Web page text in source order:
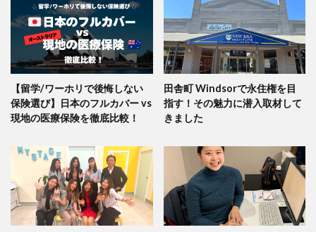
【留学/ワーホリで後悔しない
保険選び】日本のフルカバー vs
現地の医療保険を徹底比較！
田舎町 Windsorで永住権を目
指す！その魅力に潜入取材して
きました